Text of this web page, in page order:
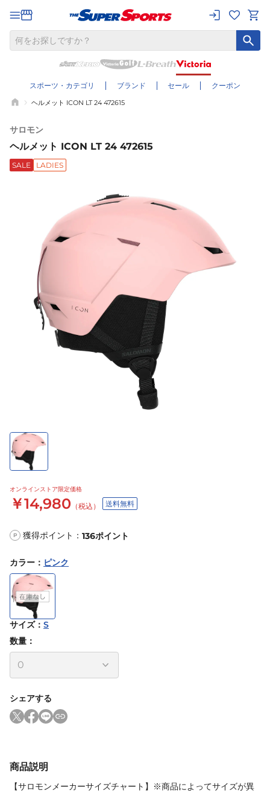
スポーツ・カテゴリ ブランド セール クーポン
ヘルメット ICON LT 24 472615
サロモン
ヘルメット ICON LT 24 472615
SALE LADIES
オンラインストア限定価格
￥14,980 （税込） 送料無料
P 獲得ポイント： 136ポイント
カラー ： ピンク
サイズ： S
数量：
シェアする
商品説明
【サロモンメーカーサイズチャート】※商品によってサイズが異